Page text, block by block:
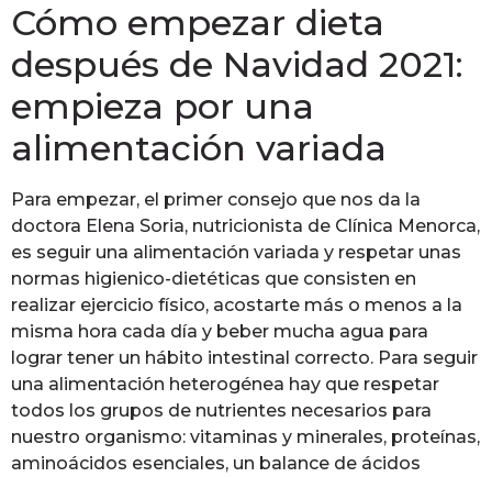
Cómo empezar dieta
después de Navidad 2021:
empieza por una
alimentación variada
Para empezar, el primer consejo que nos da la
doctora Elena Soria, nutricionista de Clínica Menorca,
es seguir una alimentación variada y respetar unas
normas higienico-dietéticas que consisten en
realizar ejercicio físico, acostarte más o menos a la
misma hora cada día y beber mucha agua para
lograr tener un hábito intestinal correcto. Para seguir
una alimentación heterogénea hay que respetar
todos los grupos de nutrientes necesarios para
nuestro organismo: vitaminas y minerales, proteínas,
aminoácidos esenciales, un balance de ácidos